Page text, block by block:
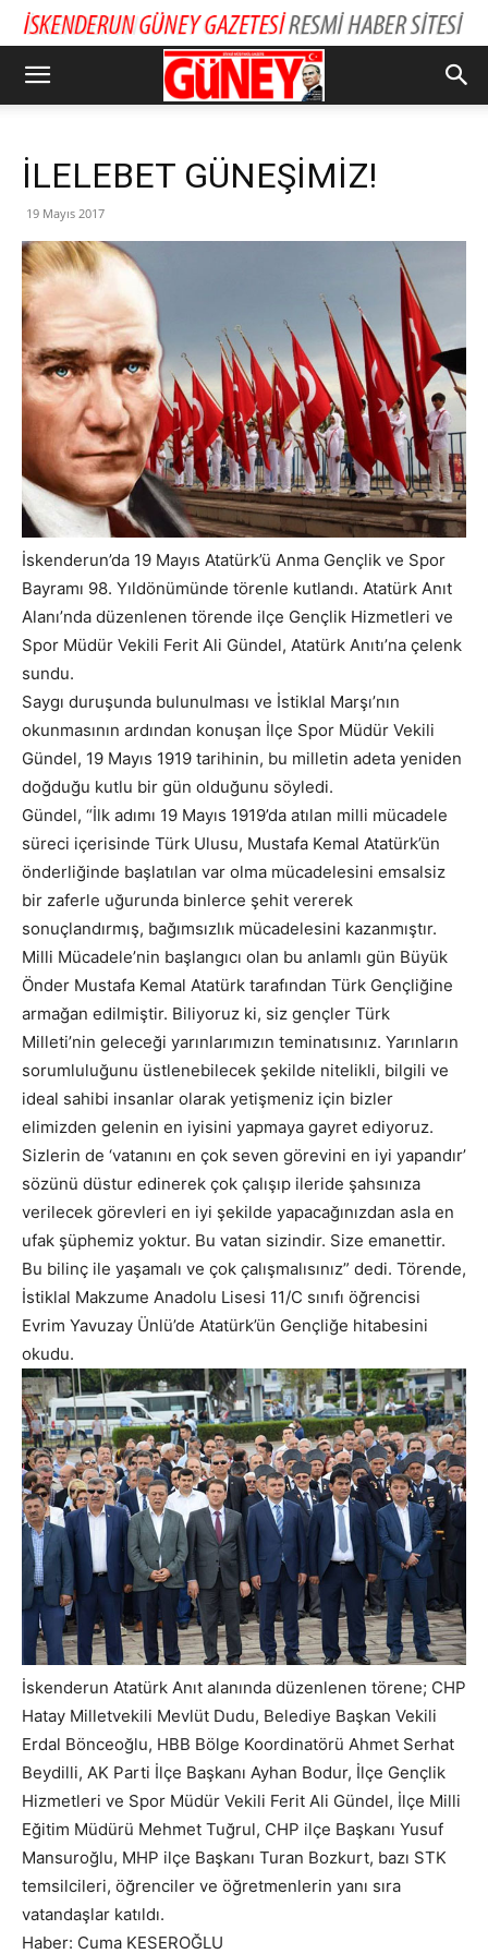
İLELEBET GÜNEŞİMİZ!
19 Mayıs 2017
İskenderun’da 19 Mayıs Atatürk’ü Anma Gençlik ve Spor
Bayramı 98. Yıldönümünde törenle kutlandı. Atatürk Anıt
Alanı’nda düzenlenen törende ilçe Gençlik Hizmetleri ve
Spor Müdür Vekili Ferit Ali Gündel, Atatürk Anıtı’na çelenk
sundu.
Saygı duruşunda bulunulması ve İstiklal Marşı’nın
okunmasının ardından konuşan İlçe Spor Müdür Vekili
Gündel, 19 Mayıs 1919 tarihinin, bu milletin adeta yeniden
doğduğu kutlu bir gün olduğunu söyledi.
Gündel, “İlk adımı 19 Mayıs 1919’da atılan milli mücadele
süreci içerisinde Türk Ulusu, Mustafa Kemal Atatürk’ün
önderliğinde başlatılan var olma mücadelesini emsalsiz
bir zaferle uğurunda binlerce şehit vererek
sonuçlandırmış, bağımsızlık mücadelesini kazanmıştır.
Milli Mücadele’nin başlangıcı olan bu anlamlı gün Büyük
Önder Mustafa Kemal Atatürk tarafından Türk Gençliğine
armağan edilmiştir. Biliyoruz ki, siz gençler Türk
Milleti’nin geleceği yarınlarımızın teminatısınız. Yarınların
sorumluluğunu üstlenebilecek şekilde nitelikli, bilgili ve
ideal sahibi insanlar olarak yetişmeniz için bizler
elimizden gelenin en iyisini yapmaya gayret ediyoruz.
Sizlerin de ‘vatanını en çok seven görevini en iyi yapandır’
sözünü düstur edinerek çok çalışıp ileride şahsınıza
verilecek görevleri en iyi şekilde yapacağınızdan asla en
ufak şüphemiz yoktur. Bu vatan sizindir. Size emanettir.
Bu bilinç ile yaşamalı ve çok çalışmalısınız” dedi. Törende,
İstiklal Makzume Anadolu Lisesi 11/C sınıfı öğrencisi
Evrim Yavuzay Ünlü’de Atatürk’ün Gençliğe hitabesini
okudu.
İskenderun Atatürk Anıt alanında düzenlenen törene; CHP
Hatay Milletvekili Mevlüt Dudu, Belediye Başkan Vekili
Erdal Bönceoğlu, HBB Bölge Koordinatörü Ahmet Serhat
Beydilli, AK Parti İlçe Başkanı Ayhan Bodur, İlçe Gençlik
Hizmetleri ve Spor Müdür Vekili Ferit Ali Gündel, İlçe Milli
Eğitim Müdürü Mehmet Tuğrul, CHP ilçe Başkanı Yusuf
Mansuroğlu, MHP ilçe Başkanı Turan Bozkurt, bazı STK
temsilcileri, öğrenciler ve öğretmenlerin yanı sıra
vatandaşlar katıldı.
Haber: Cuma KESEROĞLU